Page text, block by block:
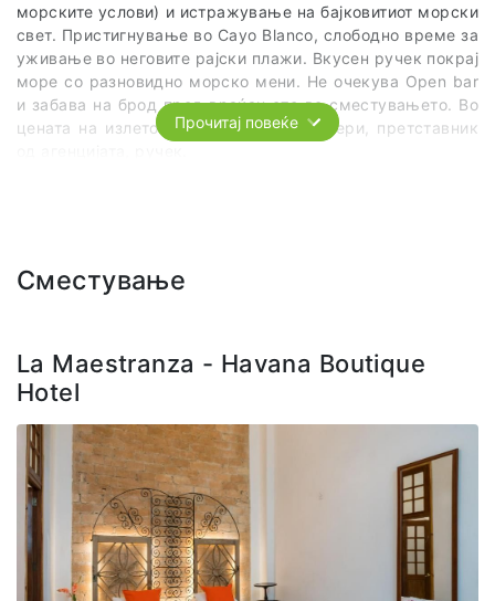
морските услови) и истражување на бајковитиот морски
свет. Пристигнување во Cayo Blanco, слободно време за
уживање во неговите рајски плажи. Вкусен ручек покрај
море со разновидно морско мени. Не очекува Open bar
и забава на брод пред враќањето во сместувањето. Во
цената на излетот е вклучено: трансфери, претставник
Прочитај повеќе
Сместување
La Maestranza - Havana Boutique
Hotel